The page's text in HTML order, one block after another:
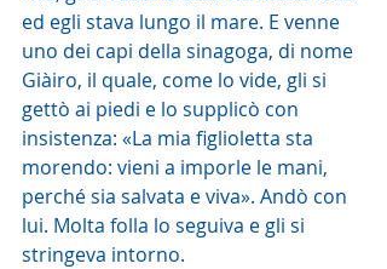
ed egli stava lungo il mare. E venne
uno dei capi della sinagoga, di nome
Giàiro, il quale, come lo vide, gli si
gettò ai piedi e lo supplicò con
insistenza: «La mia figlioletta sta
morendo: vieni a imporle le mani,
perché sia salvata e viva». Andò con
lui. Molta folla lo seguiva e gli si
stringeva intorno.